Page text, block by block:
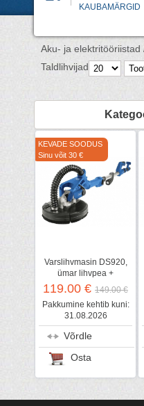
KAUBAMÄRGID
Aku- ja elektritööriistad
Taldlihvijad /
KEVADE SOODUS
Sinu võit 30 €
Varslihvmasin DS920,
ümar lihvpea +
lihvpaberid, Scheppach
119.00 € 149.00 €
Pakkumine kehtib kuni:
31.08.2026
Võrdle
Osta